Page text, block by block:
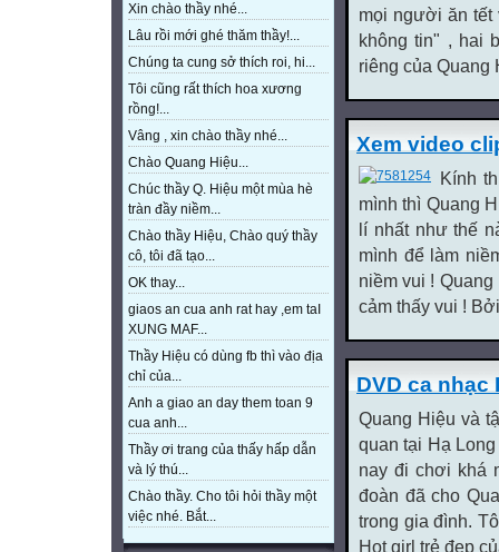
Xin chào thầy nhé...
Lâu rồi mới ghé thăm thầy!...
Chúng ta cung sở thích roi, hi...
Tôi cũng rất thích hoa xương
rồng!...
Vâng , xin chào thầy nhé...
Chào Quang Hiệu...
Chúc thầy Q. Hiệu một mùa hè
tràn đầy niềm...
Chào thầy Hiệu, Chào quý thầy
cô, tôi đã tạo...
OK thay...
giaos an cua anh rat hay ,em taI
XUNG MAF...
Thầy Hiệu có dùng fb thì vào địa
chỉ của...
Anh a giao an day them toan 9
cua anh...
Thầy ơi trang của thấy hấp dẫn
và lý thú...
Chào thầy. Cho tôi hỏi thầy một
việc nhé. Bắt...
mọi người ăn tết
không tin" , hai
riêng của Quang
Xem video
Kính
mình thì Quang
lí nhất như thế
mình để làm
niềm vui !
cảm thấy vui !
DVD ca nhạc
Quang Hiệu và
quan tại Hạ
nay đi chơi khá
đoàn đã cho
trong gia đình.
Hot girl trẻ đẹp